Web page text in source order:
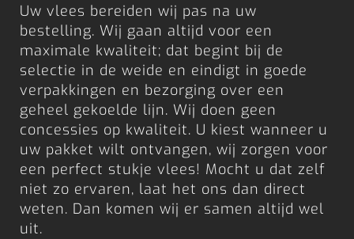
Uw vlees bereiden wij pas na uw
bestelling. Wij gaan altijd voor een
maximale kwaliteit; dat begint bij de
selectie in de weide en eindigt in goede
verpakkingen en bezorging over een
geheel gekoelde lijn. Wij doen geen
concessies op kwaliteit. U kiest wanneer u
uw pakket wilt ontvangen, wij zorgen voor
een perfect stukje vlees! Mocht u dat zelf
niet zo ervaren, laat het ons dan direct
weten. Dan komen wij er samen altijd wel
uit.